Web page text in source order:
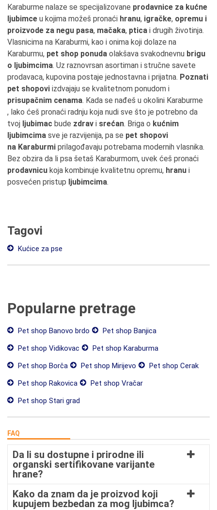
Karaburme nalaze se specijalizovane prodavnice za kućne
ljubimce u kojima možeš pronaći hranu, igračke, opremu i
proizvode za negu pasa, mačaka, ptica i drugih životinja.
Vlasnicima na Karaburmi, kao i onima koji dolaze na
Karaburmu, pet shop ponuda olakšava svakodnevnu brigu
o ljubimcima. Uz raznovrsan asortiman i stručne savete
prodavaca, kupovina postaje jednostavna i prijatna. Poznati
pet shopovi izdvajaju se kvalitetnom ponudom i
prisupačnim cenama. Kada se nađeš u okolini Karaburme
, lako ćeš pronaći radnju koja nudi sve što je potrebno da
tvoj ljubimac bude zdrav i srećan. Briga o kućnim
ljubimcima sve je razvijenija, pa se pet shopovi
na Karaburmi prilagođavaju potrebama modernih vlasnika.
Bez obzira da li psa šetaš Karaburmom, uvek ćeš pronaći
prodavnicu koja kombinuje kvalitetnu opremu, hranu i
posvećen pristup ljubimcima.
Tagovi
Kućice za pse
Popularne pretrage
Pet shop Banovo brdo
Pet shop Banjica
Pet shop Vidikovac
Pet shop Karaburma
Pet shop Borča
Pet shop Mirijevo
Pet shop Cerak
Pet shop Rakovica
Pet shop Vračar
Pet shop Stari grad
FAQ
Da li su dostupne i prirodne ili
organski sertifikovane varijante
hrane?
Kako da znam da je proizvod koji
kupujem bezbedan za mog ljubimca?